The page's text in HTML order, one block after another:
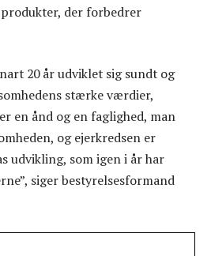
der forbedrer
20 år udviklet sig sundt og
stærke værdier,
en ånd og en faglighed, man
og ejerkredsen er
udvikling, som igen i år har
siger bestyrelsesformand